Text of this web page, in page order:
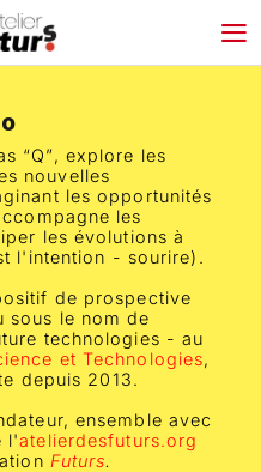
“Q”, explore les
nouvelles
les opportunités
les
les évolutions à
l'intention - sourire).
de prospective
sous le nom de
technologies - au
et Technologies,
depuis 2013.
ensemble avec
l'atelierdesfuturs.org
Futurs.